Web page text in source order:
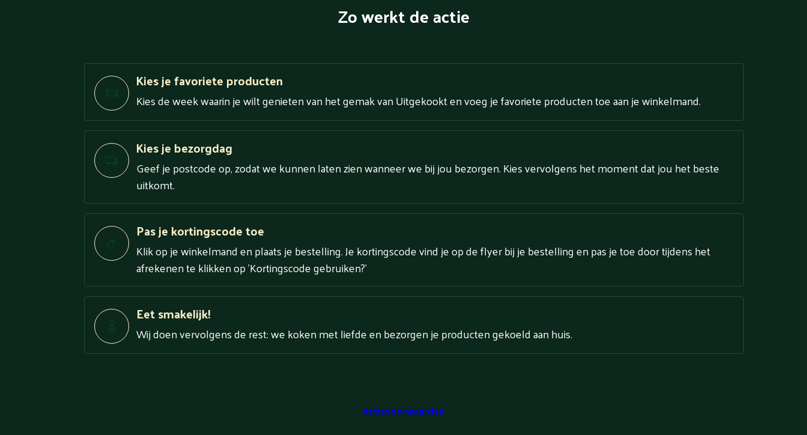
Zo werkt de actie
Kies je favoriete producten
Kies de week waarin je wilt genieten van het gemak van Uitgekookt en voeg je favoriete producten toe aan je winkelmand.
Kies je bezorgdag
Geef je postcode op, zodat we kunnen laten zien wanneer we bij jou bezorgen. Kies vervolgens het moment dat jou het beste
uitkomt.
Pas je kortingscode toe
Klik op je winkelmand en plaats je bestelling. Je kortingscode vind je op de flyer bij je bestelling en pas je toe door tijdens het
afrekenen te klikken op 'Kortingscode gebruiken?'
Eet smakelijk!
Wij doen vervolgens de rest: we koken met liefde en bezorgen je producten gekoeld aan huis.
Actievoorwaarden